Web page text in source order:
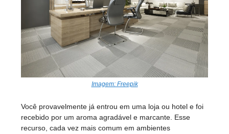
Imagem: Freepik
Você provavelmente já entrou em uma loja ou hotel e foi
recebido por um aroma agradável e marcante. Esse
recurso, cada vez mais comum em ambientes